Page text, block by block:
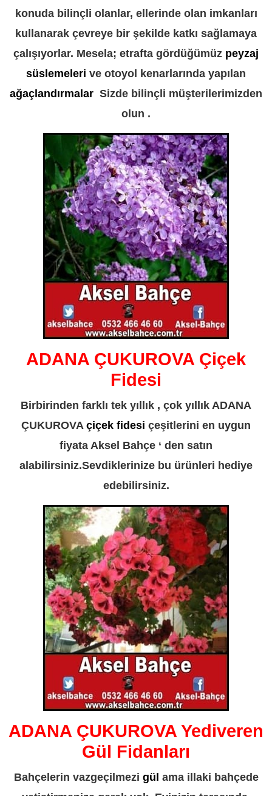
konuda bilinçli olanlar, ellerinde olan imkanları
kullanarak çevreye bir şekilde katkı sağlamaya
çalışıyorlar. Mesela; etrafta gördüğümüz peyzaj
süslemeleri ve otoyol kenarlarında yapılan
ağaçlandırmalar Sizde bilinçli müşterilerimizden
olun .
ADANA ÇUKUROVA Çiçek
Fidesi
Birbirinden farklı tek yıllık , çok yıllık ADANA
ÇUKUROVA çiçek fidesi çeşitlerini en uygun
fiyata Aksel Bahçe ‘ den satın
alabilirsiniz.Sevdiklerinize bu ürünleri hediye
edebilirsiniz.
ADANA ÇUKUROVA Yediveren
Gül Fidanları
Bahçelerin vazgeçilmezi gül ama illaki bahçede